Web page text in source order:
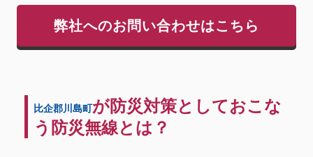
弊社へのお問い合わせはこちら
比企郡川島町が防災対策としておこな
う防災無線とは？